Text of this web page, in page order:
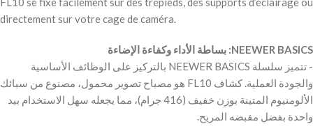
directement sur votre cage de caméra.
NEEWER BASICS: بساطة الأداء وكفاءة الإضاءة
‫- تتميز سلسلة NEEWER BASICS بالتركيز على الوظائف الأساسية
والجودة العملية. كشاف FL10 هو مصباح تصوير محمول، مصنوع من سبائك
الألومنيوم المتينة بوزن خفيف (416 جرام)، مما يجعله سهل الاستخدام بيد